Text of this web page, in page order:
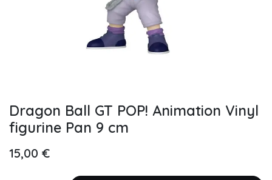
Dragon Ball GT POP! Animation Vinyl
figurine Pan 9 cm
15,00 €